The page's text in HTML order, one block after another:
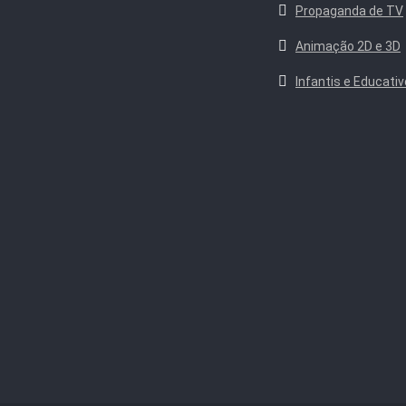
Propaganda de TV
Animação 2D e 3D
Infantis e